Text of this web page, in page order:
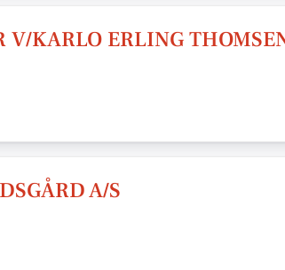
KARLO ERLING
A/S